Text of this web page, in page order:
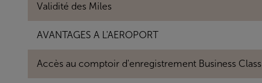
Validité des Miles
AVANTAGES A L'AEROPORT
Accès au comptoir d'enregistrement Business Class